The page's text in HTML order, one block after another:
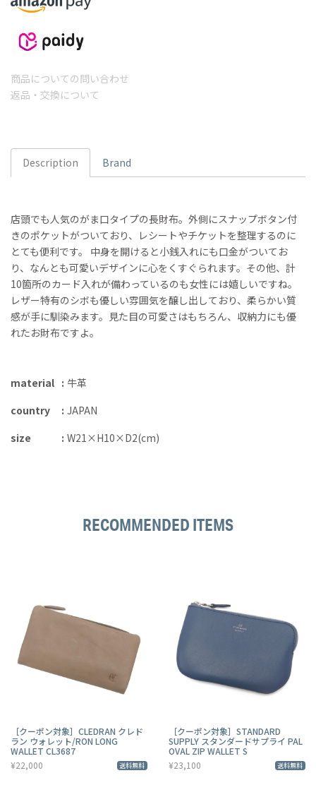
商品についての問い合わせ
返品・交換について
Description Brand
店頭でも人気のがま口タイプの長財布。外側にスナップボタン付
きのポケットがついており、レシートやチケットを整理するのに
とても便利です。 中身を開けると小銭入れにも口金がついてお
り、なんとも可愛いデザインに心をくすぐられます。その他、計
10箇所のカード入れが備わっているのも女性には嬉しいですね。
レザー特有のシボも優しい雰囲気を醸し出しており、柔らかい質
感が手に馴染みます。見た目の可愛さはもちろん、収納力にも優
れたお財布ですよ。
material
牛革
country
JAPAN
size
W21×H10×D2(cm)
RECOMMENDED ITEMS
［クーポン対象］CLEDRAN クレド
ラン ウォレット/RON LONG
WALLET CL3687
¥22,000
送料無料
［クーポン対象］STANDARD
SUPPLY スタンダードサプライ PAL
OVAL ZIP WALLET S
¥23,100
送料無料